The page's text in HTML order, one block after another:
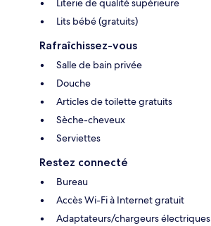
Literie de qualité supérieure
Lits bébé (gratuits)
Rafraîchissez-vous
Salle de bain privée
Douche
Articles de toilette gratuits
Sèche-cheveux
Serviettes
Restez connecté
Bureau
Accès Wi-Fi à Internet gratuit
Adaptateurs/chargeurs électriques